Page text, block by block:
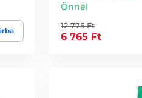
Önnél
12 775 Ft
6 765 Ft